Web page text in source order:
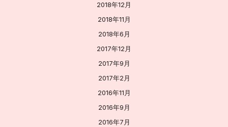
2018年12月
2018年11月
2018年6月
2017年12月
2017年9月
2017年2月
2016年11月
2016年9月
2016年7月